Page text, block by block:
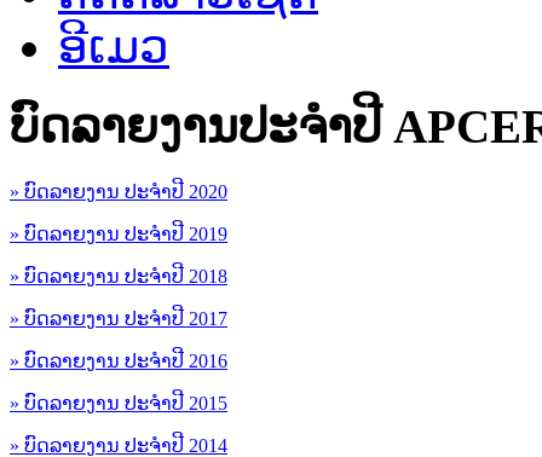
ອີເມວ
ບົດລາຍງານປະຈຳປີ
» ບົດລາຍງານ ປະຈຳປີ 2020
» ບົດລາຍງານ ປະຈຳປີ 2019
» ບົດລາຍງານ ປະຈຳປີ 2018
» ບົດລາຍງານ ປະຈຳປີ 2017
» ບົດລາຍງານ ປະຈຳປີ 2016
» ບົດລາຍງານ ປະຈຳປີ 2015
» ບົດລາຍງານ ປະຈຳປີ 2014